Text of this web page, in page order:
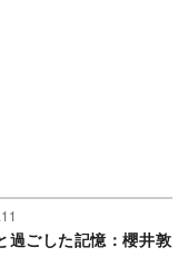
過ごした記憶：櫻井敦